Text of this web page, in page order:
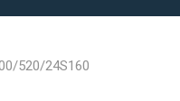
520/24S160